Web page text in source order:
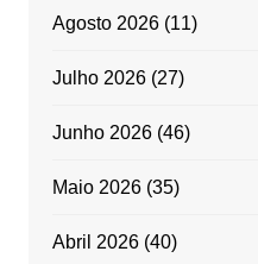
Agosto 2026(11)
Julho 2026(27)
Junho 2026(46)
Maio 2026(35)
Abril 2026(40)